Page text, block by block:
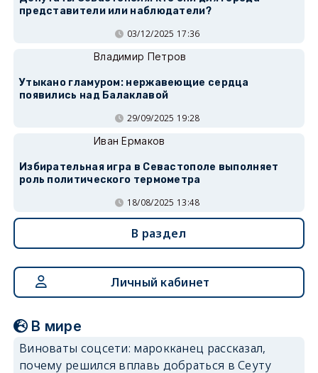
представители или наблюдатели?
03/12/2025 17:36
Владимир Петров
Утыкано гламуром: нержавеющие сердца
появились над Балаклавой
29/09/2025 19:28
Иван Ермаков
Избирательная игра в Севастополе выполняет
роль политического термометра
18/08/2025 13:48
В раздел
Личный кабинет
В мире
Виноваты соцсети: марокканец рассказал,
почему решился вплавь добраться в Сеуту